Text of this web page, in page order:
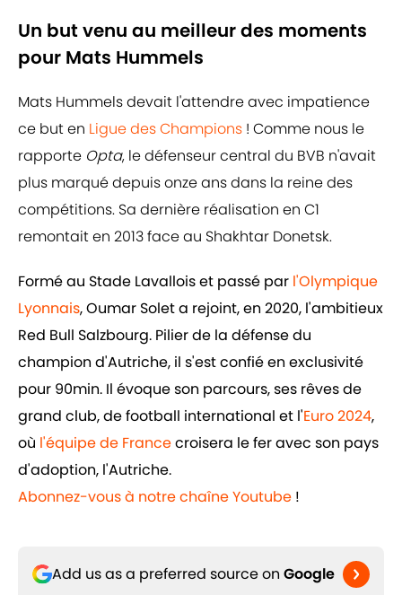
Un but venu au meilleur des moments
pour Mats Hummels
Mats Hummels devait l'attendre avec impatience
ce but en Ligue des Champions ! Comme nous le
rapporte Opta, le défenseur central du BVB n'avait
plus marqué depuis onze ans dans la reine des
compétitions. Sa dernière réalisation en C1
remontait en 2013 face au Shakhtar Donetsk.
Formé au Stade Lavallois et passé par l'Olympique
Lyonnais, Oumar Solet a rejoint, en 2020, l'ambitieux
Red Bull Salzbourg. Pilier de la défense du
champion d'Autriche, il s'est confié en exclusivité
pour 90min. Il évoque son parcours, ses rêves de
grand club, de football international et l'Euro 2024,
où l'équipe de Francecroisera le fer avec son pays
d'adoption, l'Autriche.
Abonnez-vous à notre chaîne Youtube !
Add us as a preferred source on Google